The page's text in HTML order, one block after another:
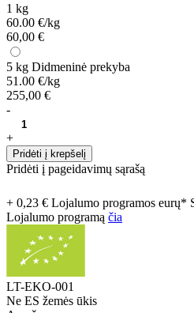
1 kg
60.00 €/kg
60,00 €
5 kg Didmeninė prekyba
51.00 €/kg
255,00 €
-
+
Pridėti į krepšelį
Pridėti į pageidavimų sąrašą
+ 0,23 € Lojalumo programos eurų*
Lojalumo programą čia
LT-EKO-001
Ne ES žemės ūkis